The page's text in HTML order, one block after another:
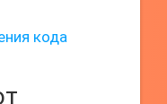
кода